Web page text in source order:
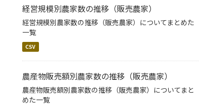
経営規模別農家数の推移（販売農家）
経営規模別農家数の推移（販売農家）についてまとめた
一覧
CSV
農産物販売額別農家数の推移（販売農家）
農産物販売額別農家数の推移（販売農家）についてまと
めた一覧